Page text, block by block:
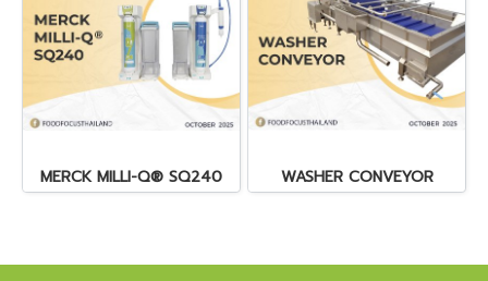
MERCK MILLI-Q® SQ240 WASHER CONVEYOR